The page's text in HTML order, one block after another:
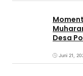
Desa
Juni 21,